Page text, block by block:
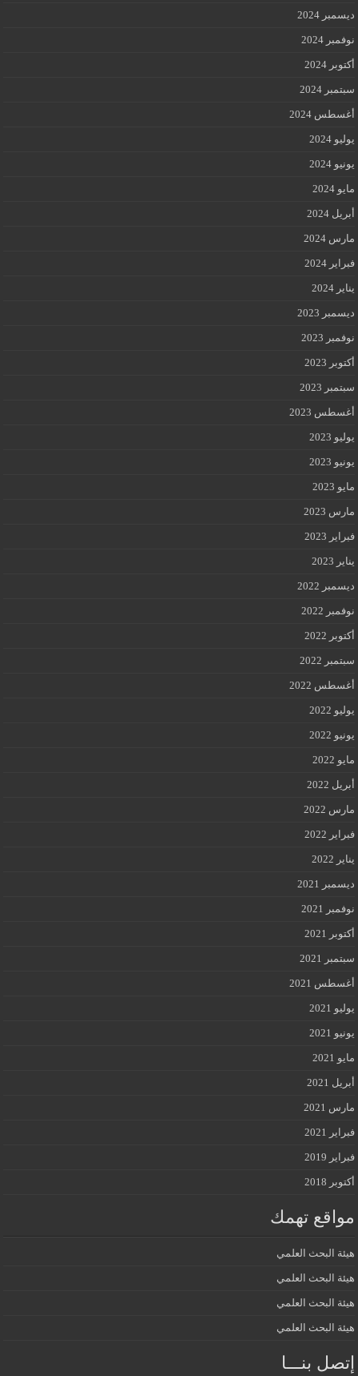
ديسمبر 2024
نوفمبر 2024
أكتوبر 2024
سبتمبر 2024
أغسطس 2024
يوليو 2024
يونيو 2024
مايو 2024
أبريل 2024
مارس 2024
فبراير 2024
يناير 2024
ديسمبر 2023
نوفمبر 2023
أكتوبر 2023
سبتمبر 2023
أغسطس 2023
يوليو 2023
يونيو 2023
مايو 2023
مارس 2023
فبراير 2023
يناير 2023
ديسمبر 2022
نوفمبر 2022
أكتوبر 2022
سبتمبر 2022
أغسطس 2022
يوليو 2022
يونيو 2022
مايو 2022
أبريل 2022
مارس 2022
فبراير 2022
يناير 2022
ديسمبر 2021
نوفمبر 2021
أكتوبر 2021
سبتمبر 2021
أغسطس 2021
يوليو 2021
يونيو 2021
مايو 2021
أبريل 2021
مارس 2021
فبراير 2021
فبراير 2019
أكتوبر 2018
مواقع تهمك
هيئة البحث العلمي
هيئة البحث العلمي
هيئة البحث العلمي
هيئة البحث العلمي
إتصل بنـــا